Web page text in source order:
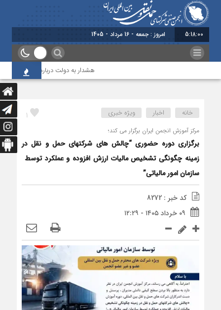
5:18:00 برابر با : Friday - 7 August - 2026
هشدار به دولت درباره حمل‌ونقل
1 خانه اخبار ویژه خبری
مرکز آموزش انجمن ایران برگزار می کند؛
برگزاری دوره حضوری “چالش های شرکتهای حمل و نقل در
زمینه چگونگی تشخیص مالیات ارزش افزوده و عملکرد توسط
سازمان امور مالیاتی”
کد خبر : 8272
۰۹ خرداد ۱۴۰۵ - ۱۲:۲۹